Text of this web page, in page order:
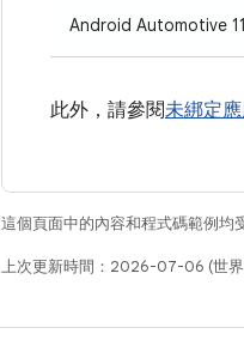
Android Automotive 11
此外，請參閱未綁定
這個頁面中的內容和程式碼範例均
上次更新時間：2026-07-06 (世界